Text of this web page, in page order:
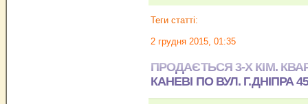
Теги статті:
2 грудня 2015, 01:35
ПРОДАЄТЬСЯ 3-Х КІМ.
КАНЕВІ ПО ВУЛ. Г.ДНІПРА